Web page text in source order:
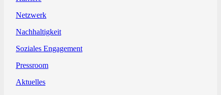
Netzwerk
Nachhaltigkeit
Soziales Engagement
Pressroom
Aktuelles